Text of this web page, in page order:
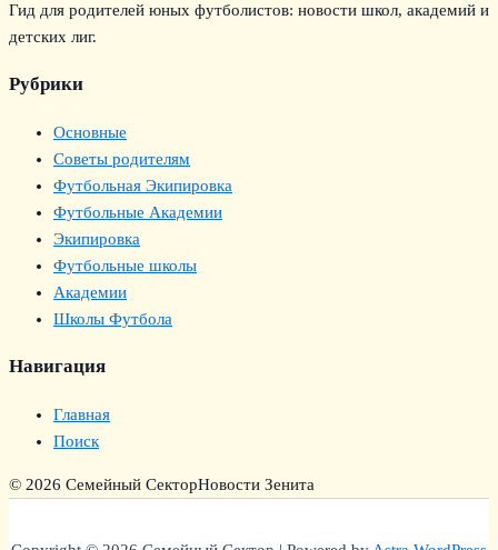
Гид для родителей юных футболистов: новости школ, академий и
детских лиг.
Рубрики
Основные
Советы родителям
Футбольная Экипировка
Футбольные Академии
Экипировка
Футбольные школы
Академии
Школы Футбола
Навигация
Главная
Поиск
© 2026 Семейный СекторНовости Зенита